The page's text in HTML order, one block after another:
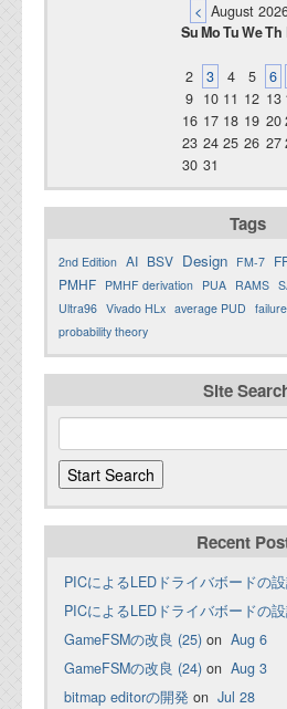
< August
SuMoTuWeTh
2
3 4 5 6
9 10 11 12 13
16 17 18 19 20
23 24 25 26 27
30 31
Tags
2nd Edition AI BSV Design FM-7
PMHF PMHF derivation PUA RAMS
Ultra96 Vivado HLx average PUD
probability theory
Site
Recent
PICによるLEDドライバボードの
PICによるLEDドライバボードの
GameFSMの改良 (25) on Aug 6
GameFSMの改良 (24) on Aug 3
bitmap editorの開発 on Jul 28